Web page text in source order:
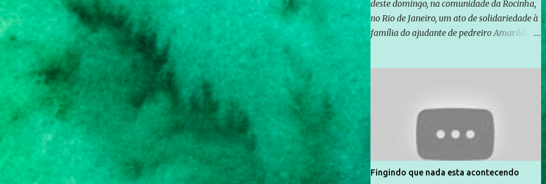
deste domingo, na comunidade da Rocinha,
no Rio de Janeiro, um ato de solidariedade à
família do ajudante de pedreiro Amarildo de
Rocinha. A assessora de Direitos Humanos
da Anistia Internacional, Renata Neder, disse
à Agência Brasil que ações e atividades de
mobilização são feitas normalmente pela
organização não governamental. As ações
de solidariedade são promovidas em apoio
Fingindo que nada esta acontecendo